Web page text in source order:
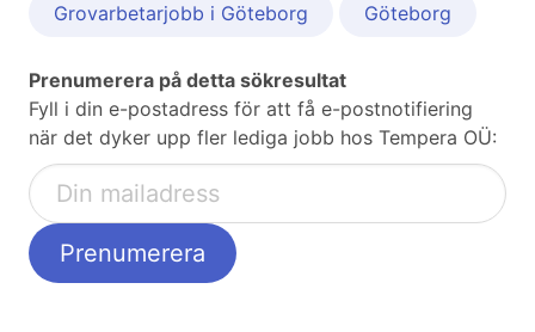
Grovarbetarjobb i Göteborg Göteborg
Prenumerera på detta sökresultat
Fyll i din e-postadress för att få e-postnotifiering
när det dyker upp fler lediga jobb hos Tempera OÜ: